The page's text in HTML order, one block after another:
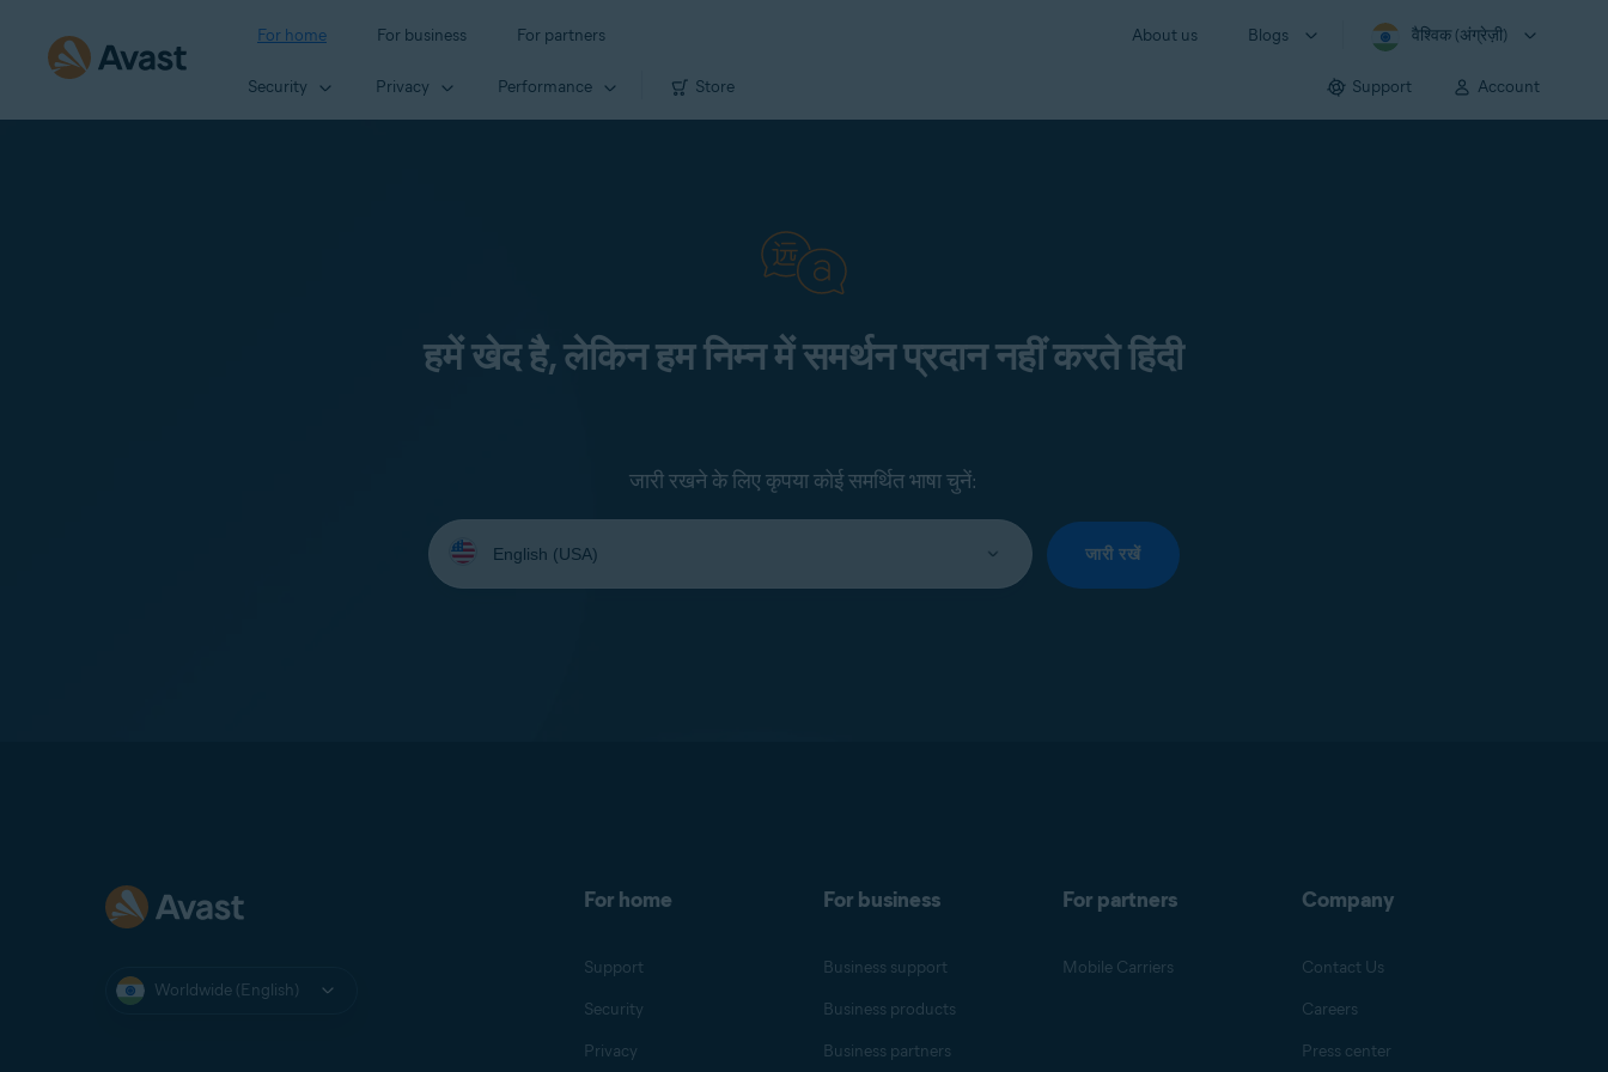
For home For business For partners About us Blogs वैश्विक (अंग्रेज़ी)
Security Privacy Performance Store Support Account
हमें खेद है, लेकिन हम निम्न में समर्थन प्रदान नहीं करते हिंदी
जारी रखने के लिए कृपया कोई समर्थित भाषा चुनें:
Select
your
language:
जारी रखें
Worldwide (English)
For home
Support
Security
Privacy
For business
Business support
Business products
Business partners
For partners
Mobile Carriers
Company
Contact Us
Careers
Press center